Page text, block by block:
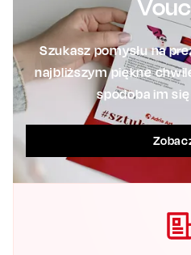
Szukasz pomysłu na
najbliższym piękne
spodoba im